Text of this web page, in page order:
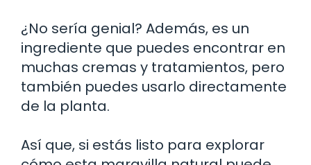
¿No sería genial? Además, es un
ingrediente que puedes encontrar en
muchas cremas y tratamientos, pero
también puedes usarlo directamente
de la planta.
Así que, si estás listo para explorar